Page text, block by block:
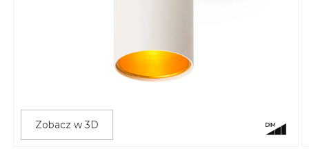
Zobacz w 3D